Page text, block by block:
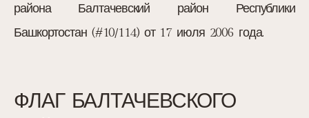
района Балтачевский район Республики
Башкортостан (#10/114) от 17 июля 2006 года.
ФЛАГ БАЛТАЧЕВСКОГО